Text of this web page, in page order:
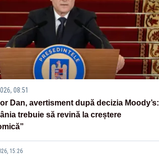
08:51
Dan, avertisment după decizia Moody’s:
trebuie să revină la creștere
15:26